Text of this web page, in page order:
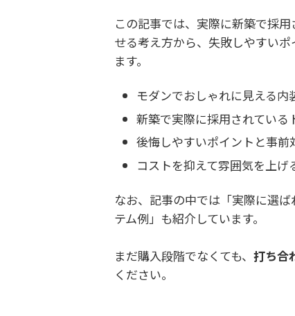
この記事では、実際に新築で採
せる考え方から、失敗しやすい
ます。
モダンでおしゃれに見える内
新築で実際に採用されている
後悔しやすいポイントと事前
コストを抑えて雰囲気を上げ
なお、記事の中では「実際に選
テム例」も紹介しています。
まだ購入段階でなくても、 打ち合
ください。